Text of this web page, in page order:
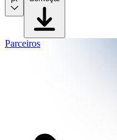
Parceiros